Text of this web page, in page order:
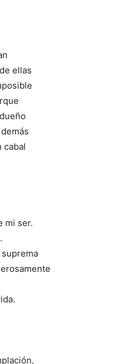
ellas
cabal
mi ser.